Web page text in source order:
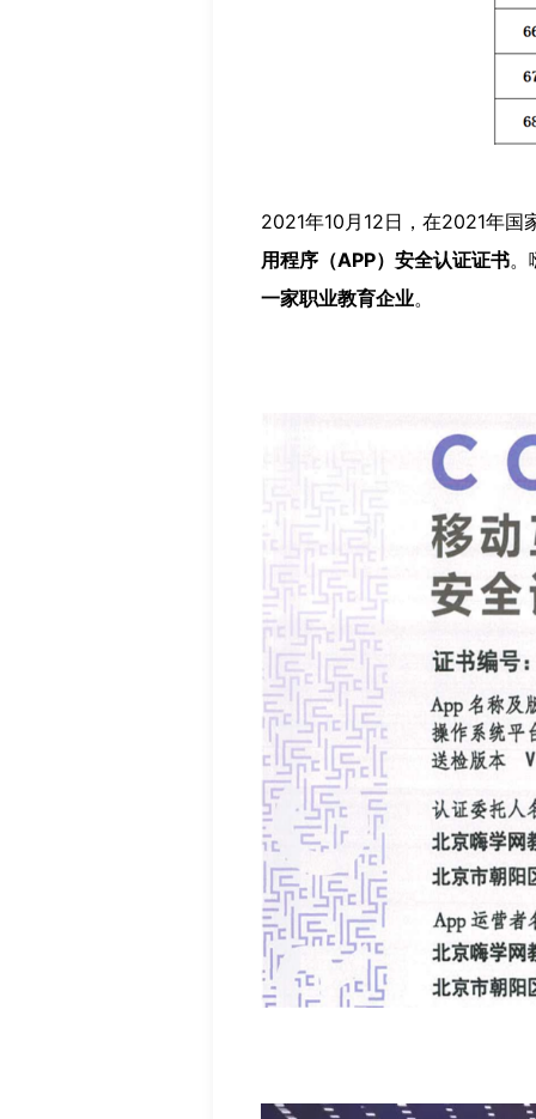
2021年10月12日，在2021年国
用程序（APP）安全认证证书。
一家职业教育企业。